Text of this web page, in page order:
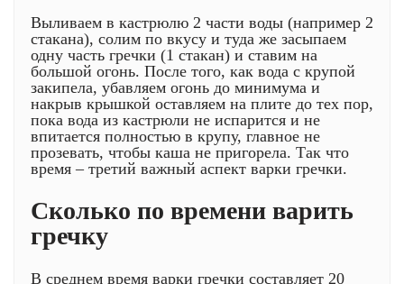
Выливаем в кастрюлю 2 части воды (например 2
стакана), солим по вкусу и туда же засыпаем
одну часть гречки (1 стакан) и ставим на
большой огонь. После того, как вода с крупой
закипела, убавляем огонь до минимума и
накрыв крышкой оставляем на плите до тех пор,
пока вода из кастрюли не испарится и не
впитается полностью в крупу, главное не
прозевать, чтобы каша не пригорела. Так что
время – третий важный аспект варки гречки.
Сколько по времени варить
гречку
В среднем время варки гречки составляет 20